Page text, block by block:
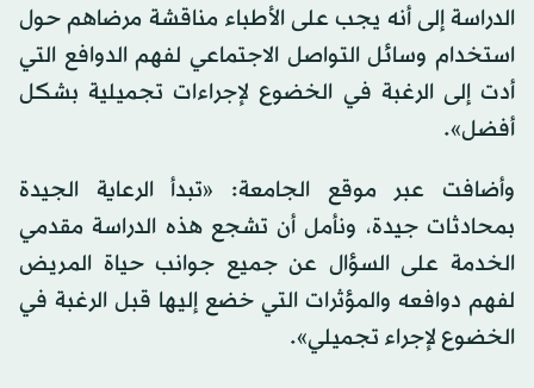
الدراسة إلى أنه يجب على الأطباء مناقشة مرضاهم حول
استخدام وسائل التواصل الاجتماعي لفهم الدوافع التي
أدت إلى الرغبة في الخضوع لإجراءات تجميلية بشكل
أفضل».
وأضافت عبر موقع الجامعة: «تبدأ الرعاية الجيدة
بمحادثات جيدة، ونأمل أن تشجع هذه الدراسة مقدمي
الخدمة على السؤال عن جميع جوانب حياة المريض
لفهم دوافعه والمؤثرات التي خضع إليها قبل الرغبة في
الخضوع لإجراء تجميلي».